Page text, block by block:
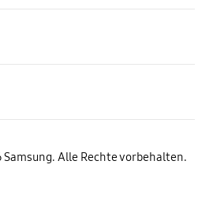
Alle Rechte vorbehalten.